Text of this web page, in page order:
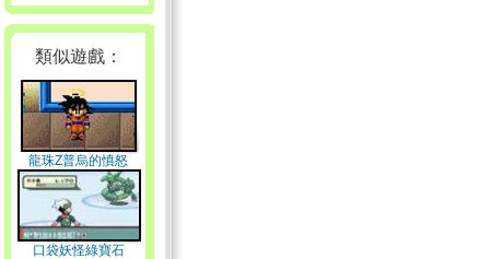
類似遊戲：
龍珠Z普烏的憤怒
口袋妖怪綠寶石